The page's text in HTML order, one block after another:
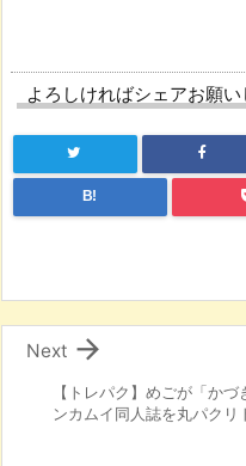
よろしければシェアお願い
B!
【トレパク】めごが「か
ンカムイ同人誌を丸パクリ

Next